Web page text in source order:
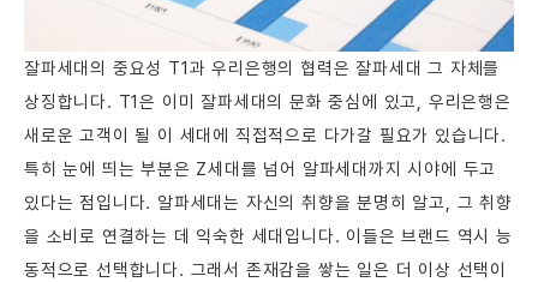
잘파세대의 중요성 T1과 우리은행의 협력은 잘파세대 그 자체를
상징합니다. T1은 이미 잘파세대의 문화 중심에 있고, 우리은행은
새로운 고객이 될 이 세대에 직접적으로 다가갈 필요가 있습니다.
특히 눈에 띄는 부분은 Z세대를 넘어 알파세대까지 시야에 두고
있다는 점입니다. 알파세대는 자신의 취향을 분명히 알고, 그 취향
을 소비로 연결하는 데 익숙한 세대입니다. 이들은 브랜드 역시 능
동적으로 선택합니다. 그래서 존재감을 쌓는 일은 더 이상 선택이